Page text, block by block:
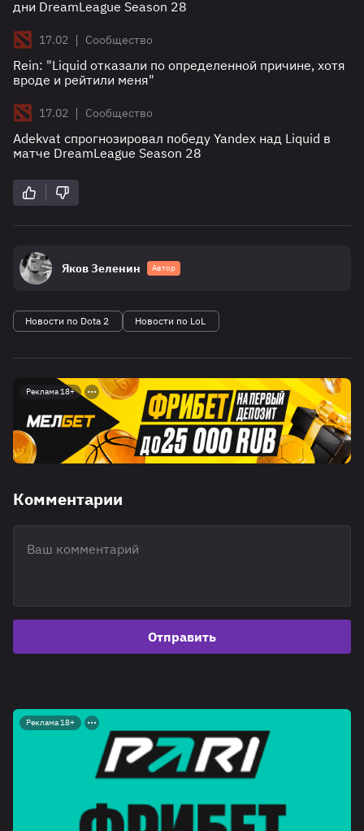
дни DreamLeague Season 28
17.02 | Сообщество
Rein: "Liquid отказали по определенной причине, хотя
вроде и рейтили меня"
17.02 | Сообщество
Adekvat спрогнозировал победу Yandex над Liquid в
матче DreamLeague Season 28
Яков Зеленин Автор
Новости по Dota 2 Новости по LoL
Реклама 18+
Комментарии
Отправить
Реклама 18+